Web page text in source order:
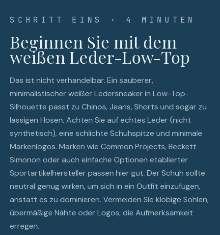
SCHRITT EINS · 4 MINUTEN
Beginnen Sie mit dem
weißen Leder-Low-Top
Das ist nicht verhandelbar. Ein sauberer,
minimalistischer weißer Ledersneaker in Low-Top-
Silhouette passt zu Chinos, Jeans, Shorts und sogar zu
lässigen Hosen. Achten Sie auf echtes Leder (nicht
synthetisch), eine schlichte Schuhspitze und minimale
Markenlogos. Marken wie Common Projects, Beckett
Simonon oder auch einfache Optionen etablierter
Sportartikelhersteller passen hier gut. Der Schuh sollte
neutral genug wirken, um sich in ein Outfit einzufügen,
anstatt es zu dominieren. Vermeiden Sie klobige Sohlen,
übermäßige Nähte oder Logos, die Aufmerksamkeit
erregen.